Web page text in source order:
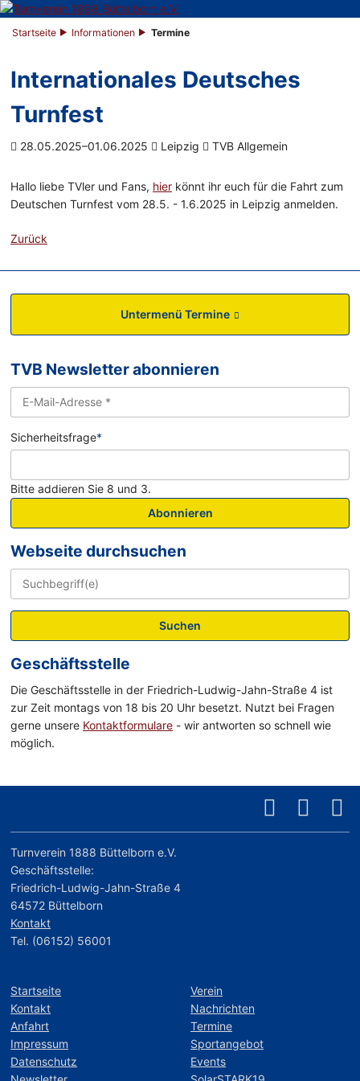
Startseite Informationen Termine
Internationales Deutsches
Turnfest
28.05.2025–01.06.2025 Leipzig TVB Allgemein
Hallo liebe TVler und Fans, hier könnt ihr euch für die Fahrt zum
Deutschen Turnfest vom 28.5. - 1.6.2025 in Leipzig anmelden.
Zurück
Untermenü Termine
TVB Newsletter abonnieren
Sicherheitsfrage*
Bitte addieren Sie 8 und 3.
Abonnieren
Webseite durchsuchen
Suchen
Geschäftsstelle
Die Geschäftsstelle in der Friedrich-Ludwig-Jahn-Straße 4 ist
zur Zeit montags von 18 bis 20 Uhr besetzt. Nutzt bei Fragen
gerne unsere Kontaktformulare - wir antworten so schnell wie
möglich.
Turnverein 1888 Büttelborn e.V.
Geschäftsstelle:
Friedrich-Ludwig-Jahn-Straße 4
64572 Büttelborn
Kontakt
Tel. (06152) 56001
Startseite
Kontakt
Anfahrt
Impressum
Datenschutz
Verein
Nachrichten
Termine
Sportangebot
Events